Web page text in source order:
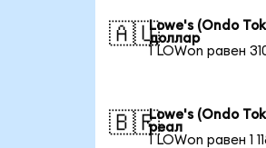
🇦🇺Lowe's (Ondo
доллар
1 LOWon равен
🇧🇷Lowe's (Ondo
реал
1 LOWon равен 1